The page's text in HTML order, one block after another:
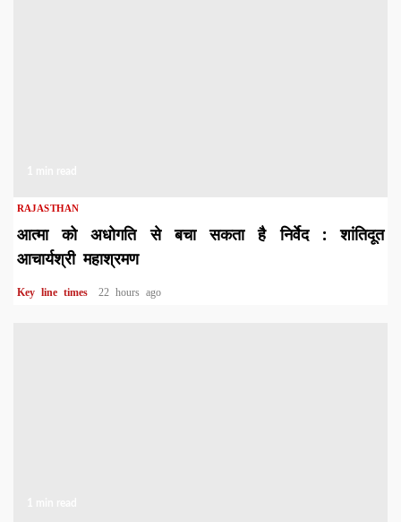
RAJASTHAN
आत्मा को अधोगति से बचा सकता है निर्वेद : शांतिदूत
आचार्यश्री महाश्रमण
Key line times 22 hours ago